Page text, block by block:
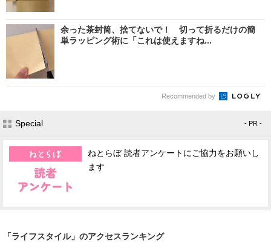
余った茶封筒、捨てないで！ 切って折るだけの簡
単ラッピング術に「これは使えますね...
Recommended by
Special - PR -
ねとらぼ 読者アンケートにご協力をお願いし
ます
「ライフスタイル」のアクセスランキング